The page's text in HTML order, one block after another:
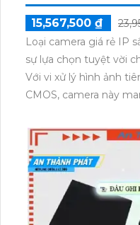
15,567,500 ₫
Loại camera giá rẻ IP
sự lựa chọn tuyệt vời
Với vi xử lý hình ảnh
CMOS, camera này
sáng yếu. Đặc biệt,
phép xem rõ ràng ban
hồng ngoại SMD giúp
nghiệp hơn. Với độ
này không chỉ cho kết
băng thông với các